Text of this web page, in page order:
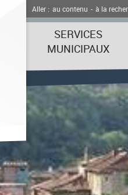
Aller : au contenu - à la
SERVICES
MUNICIPAUX